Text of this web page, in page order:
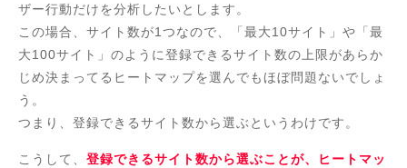
ザー行動だけを分析したいとします。
この場合、サイト数が1つなので、「最大10サイト」や「最
大100サイト」のように登録できるサイト数の上限があらか
じめ決まってるヒートマップを選んでもほぼ問題ないでしょ
う。
つまり、登録できるサイト数から選ぶというわけです。
こうして、 登録できるサイト数から選ぶことが、ヒートマッ